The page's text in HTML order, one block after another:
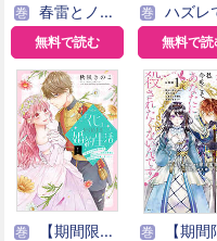
巻 春雷とノイズ【単話版】
無料で読む
巻 ハズレではじまる溺愛人生～仕組まれた恋の相手は
無料で読
巻 【期間限定無料】「くじ」から始まる婚約生活～厳正なる抽選の結果、笑わない次期公爵様の婚約者に当選しました～ 巻 【期間限定 無料お試し版】王太子様、私今度こそあなたに殺されたくないんです！ ～聖女に嵌められた貧乏令嬢、二度目は